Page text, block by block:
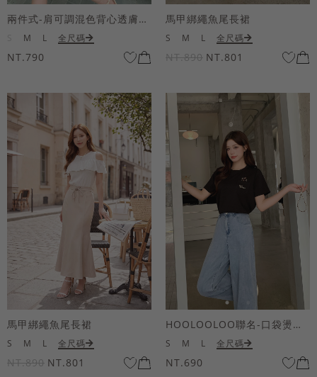
兩件式-肩可調混色背心透膚上衣套組
M L 全尺碼
NT.790
馬甲綁繩魚尾長裙
S M L 全尺碼
NT.890 NT.801
馬甲綁繩魚尾長裙
S M L 全尺碼
NT.890 NT.801
HOOLOOLOO聯名-口袋燙金KUKU熊短袖上衣
S M L 全尺碼
NT.690